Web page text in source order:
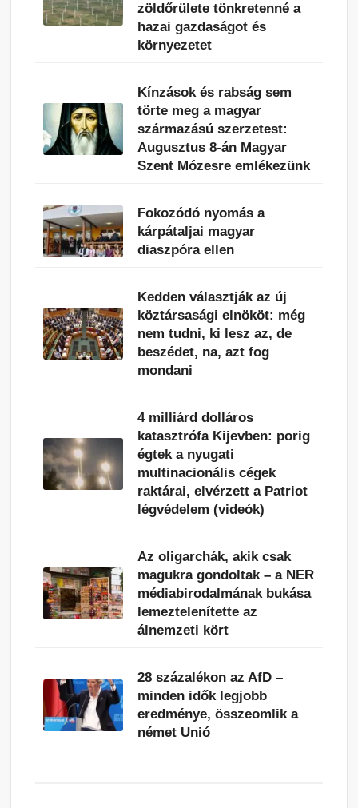
zöldőrülete tönkretenné a
hazai gazdaságot és
környezetet
Kínzások és rabság sem
törte meg a magyar
származású szerzetest:
Augusztus 8-án Magyar
Szent Mózesre emlékezünk
Fokozódó nyomás a
kárpátaljai magyar
diaszpóra ellen
Kedden választják az új
köztársasági elnököt: még
nem tudni, ki lesz az, de
beszédet, na, azt fog
mondani
4 milliárd dolláros
katasztrófa Kijevben: porig
égtek a nyugati
multinacionális cégek
raktárai, elvérzett a Patriot
légvédelem (videók)
Az oligarchák, akik csak
magukra gondoltak – a NER
médiabirodalmának bukása
lemeztelenítette az
álnemzeti kört
28 százalékon az AfD –
minden idők legjobb
eredménye, összeomlik a
német Unió